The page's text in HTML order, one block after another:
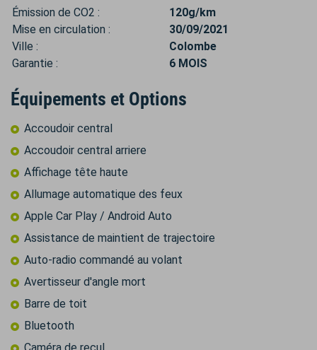
Émission de CO2 :
120g/km
Mise en circulation :
30/09/2021
Ville :
Colombe
Garantie :
6 MOIS
Équipements et Options
Accoudoir central
Accoudoir central arriere
Affichage tête haute
Allumage automatique des feux
Apple Car Play / Android Auto
Assistance de maintient de trajectoire
Auto-radio commandé au volant
Avertisseur d'angle mort
Barre de toit
Bluetooth